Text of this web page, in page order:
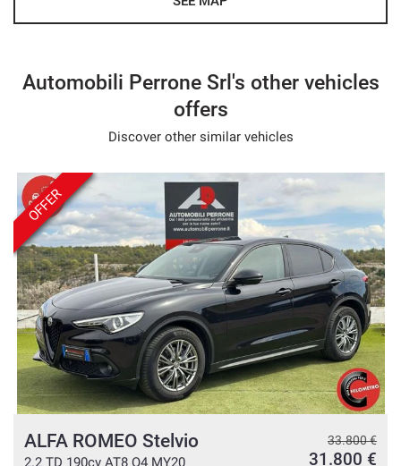
- Nous parlons français
Automobili Perrone Srl's other vehicles
offers
Discover other similar vehicles
OFFER
ALFA ROMEO Stelvio
2.2 TD 190cv AT8 Q4 MY20
33.800 €
31.800 €